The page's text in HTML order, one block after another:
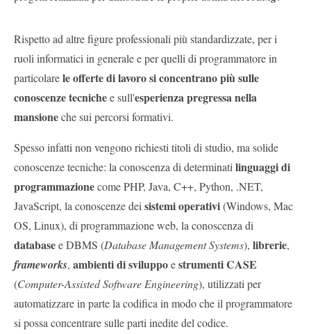
Rispetto ad altre figure professionali più standardizzate, per i
ruoli informatici in generale e per quelli di programmatore in
particolarele offerte di lavoro si concentrano più sulle
conoscenze tecnichee sull'esperienza pregressa nella
mansioneche sui percorsi formativi.
Spesso infatti non vengono richiesti titoli di studio, ma solide
conoscenze tecniche: la conoscenza di determinati linguaggi di
programmazionecome PHP, Java, C++, Python, .NET,
JavaScript, la conoscenze dei sistemi operativi(Windows, Mac
OS, Linux), di programmazione web, la conoscenza di
databasee DBMS (Database Management Systems), librerie,
frameworks, ambienti di sviluppoestrumenti CASE
(Computer-Assisted Software Engineering), utilizzati per
automatizzare in parte la codifica in modo che il programmatore
si possa concentrare sulle parti inedite del codice.